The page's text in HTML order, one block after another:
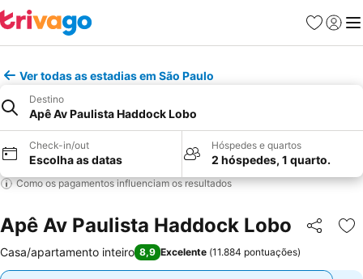
Favoritos
Iniciar
Ver todas as estadias em São Paulo
Destino
Apê Av Paulista Haddock Lobo
Check-in/out
Escolha as datas
Hóspedes e quartos
2 hóspedes, 1 quarto.
Como os pagamentos influenciam os resultados
Apê Av Paulista Haddock Lobo Partilhar
Casa/apartamento inteiro 8,9 Excelente (11.884 pontuações)